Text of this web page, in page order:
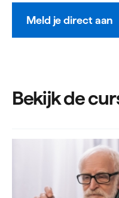
Meld je direct aan
Bekijk de